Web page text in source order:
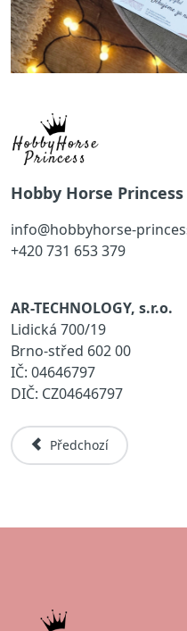
Hobby Horse Princess
info@hobbyhorse-
+420 731 653 379
AR-TECHNOLOGY, s.r.o.
Lidická 700/19
Brno-střed 602 00
IČ: 04646797
DIČ: CZ04646797
Předchozí Článek:
Předchozí